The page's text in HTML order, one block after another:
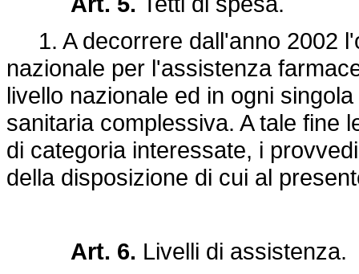
1. A decorrere dall'anno 2002
nazionale per l'assistenza
livello nazionale ed in ogni
sanitaria complessiva. A tale fine
di categoria interessate, i
della disposizione di cui al
Art. 6. Livelli di assistenza.